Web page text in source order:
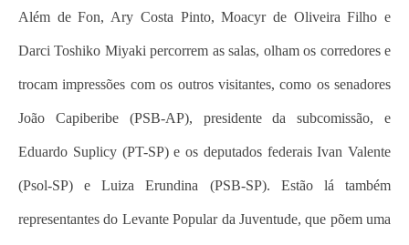
Além de Fon, Ary Costa Pinto, Moacyr de Oliveira Filho e
Darci Toshiko Miyaki percorrem as salas, olham os corredores e
trocam impressões com os outros visitantes, como os senadores
João Capiberibe (PSB-AP), presidente da subcomissão, e
Eduardo Suplicy (PT-SP) e os deputados federais Ivan Valente
(Psol-SP) e Luiza Erundina (PSB-SP). Estão lá também
representantes do Levante Popular da Juventude, que põem uma